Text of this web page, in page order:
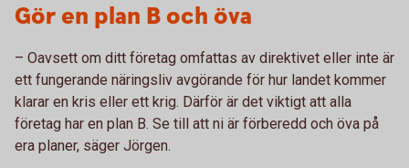
Gör en plan B och öva
– Oavsett om ditt företag omfattas av direktivet eller inte är
ett fungerande näringsliv avgörande för hur landet kommer
klarar en kris eller ett krig. Därför är det viktigt att alla
företag har en plan B. Se till att ni är förberedd och öva på
era planer, säger Jörgen.